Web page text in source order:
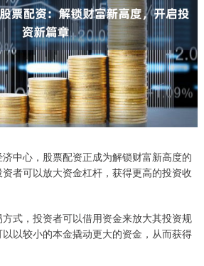
中心，股票配资正成为解锁财富新高度的
者可以放大资金杠杆，获得更高的投资收
式，投资者可以借用资金来放大其投资规
以较小的本金撬动更大的资金，从而获得